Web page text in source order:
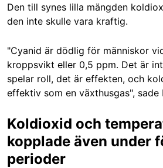
Den till synes lilla mängden
den inte skulle vara kraftig.
"Cyanid är dödlig för människor
kroppsvikt eller 0,5 ppm. Det är
spelar roll, det är effekten, och
effektiv som en växthusgas", sade
Koldioxid och
kopplade även under
perioder